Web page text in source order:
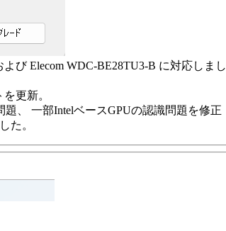
び Elecom WDC-BE28TU3-B に対応しまし
更新。
、 一部IntelベースGPUの認識問題を修正
た。